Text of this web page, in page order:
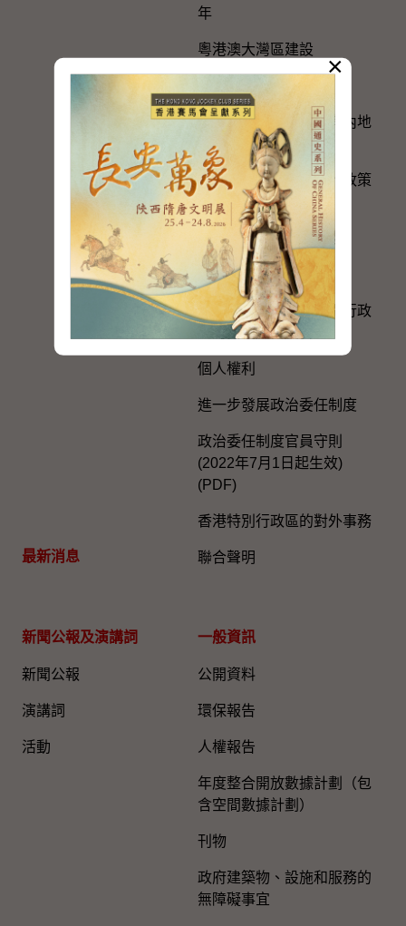
最新消息
年
粵港澳大灣區建設
與內地區域合作
香港特別行政區政府與內地
的官方聯繫
便利港人在內地發展的政策
措施
在內地及台灣的辦事處
選舉事務
《一國兩制在香港特別行政
區的實踐》白皮書
個人權利
進一步發展政治委任制度
政治委任制度官員守則
(2022年7月1日起生效)
(PDF)
香港特別行政區的對外事務
聯合聲明
新聞公報及演講詞
新聞公報
演講詞
活動
一般資訊​
公開資料
環保報告
人權報告
年度整合開放數據計劃（包
含空間數據計劃）
刊物
政府建築物、設施和服務的
無障礙事宜
×